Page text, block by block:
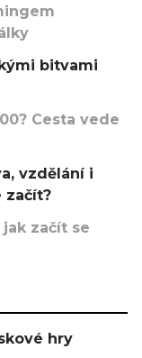
bitvami
Cesta vede
vzdělání i
začít?
začít se
hry